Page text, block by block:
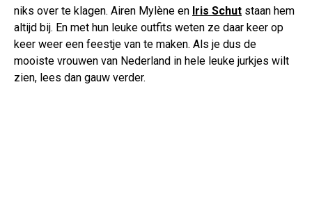
niks over te klagen. Airen Mylène en Iris Schut staan hem
altijd bij. En met hun leuke outfits weten ze daar keer op
keer weer een feestje van te maken. Als je dus de
mooiste vrouwen van Nederland in hele leuke jurkjes wilt
zien, lees dan gauw verder.